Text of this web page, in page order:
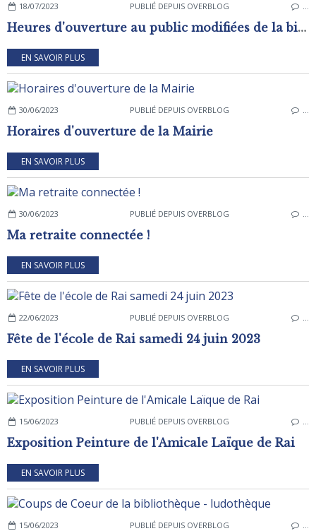
18/07/2023 PUBLIÉ DEPUIS OVERBLOG …
Heures d'ouverture au public modifiées de la bibliothèque - ludothèque
EN SAVOIR PLUS
30/06/2023 PUBLIÉ DEPUIS OVERBLOG …
Horaires d'ouverture de la Mairie
EN SAVOIR PLUS
30/06/2023 PUBLIÉ DEPUIS OVERBLOG …
Ma retraite connectée !
EN SAVOIR PLUS
22/06/2023 PUBLIÉ DEPUIS OVERBLOG …
Fête de l'école de Rai samedi 24 juin 2023
EN SAVOIR PLUS
15/06/2023 PUBLIÉ DEPUIS OVERBLOG …
Exposition Peinture de l'Amicale Laïque de Rai
EN SAVOIR PLUS
15/06/2023 PUBLIÉ DEPUIS OVERBLOG …